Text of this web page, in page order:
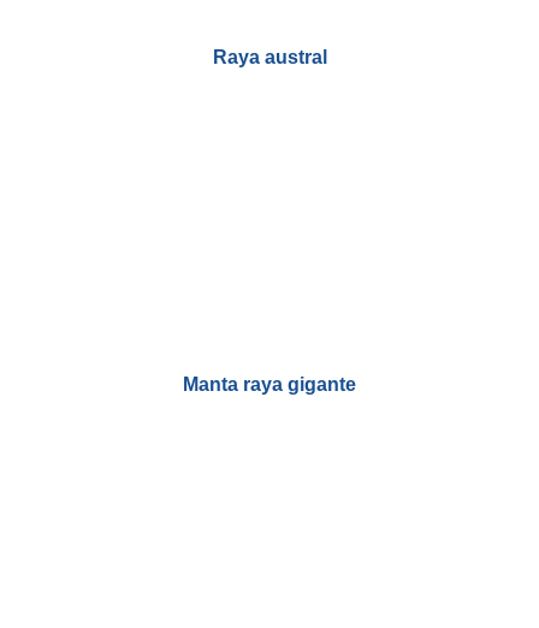
Raya austral
Manta raya gigante